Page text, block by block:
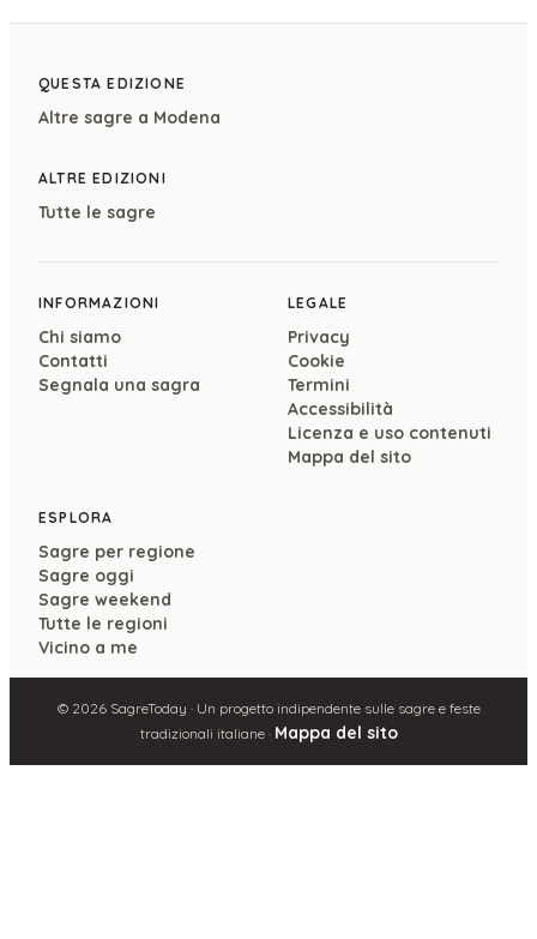
QUESTA EDIZIONE
Altre sagre a Modena
ALTRE EDIZIONI
Tutte le sagre
INFORMAZIONI
Chi siamo
Contatti
Segnala una sagra
LEGALE
Privacy
Cookie
Termini
Accessibilità
Licenza e uso contenuti
Mappa del sito
ESPLORA
Sagre per regione
Sagre oggi
Sagre weekend
Tutte le regioni
Vicino a me
© 2026SagreToday · Un progetto indipendente sulle sagre e feste
tradizionali italiane · Mappa del sito